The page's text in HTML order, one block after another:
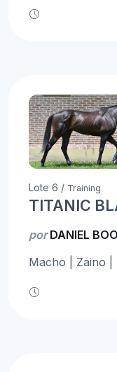
Lote 6 / Training
TITANIC
porDANIEL
Macho | Zaino |